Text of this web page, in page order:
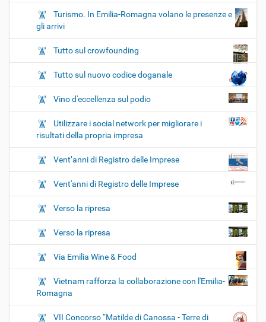
Turismo. In Emilia-Romagna volano le presenze e
gli arrivi
Tutto sul crowfounding
Tutto sul nuovo codice doganale
Vino d'eccellenza sul podio
Utilizzare i social network per migliorare i
risultati della propria impresa
Vent’anni di Registro delle Imprese
Vent'anni di Registro delle Imprese
Verso la ripresa
Verso la ripresa
Via Emilia Wine & Food
Vietnam rafforza la collaborazione con l'Emilia-
Romagna
VII Concorso “Matilde di Canossa - Terre di